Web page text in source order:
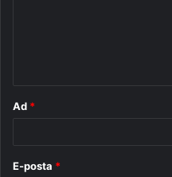
Ad *
E-posta *